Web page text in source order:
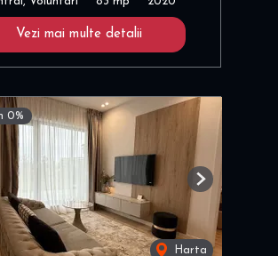
Vezi mai multe detalii
0%
Harta
Next